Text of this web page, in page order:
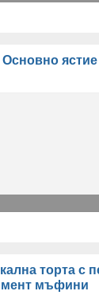
торта с
мъфини